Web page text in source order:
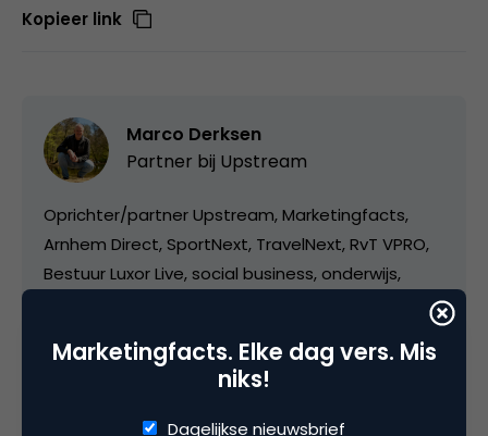
Kopieer link
Marco Derksen
Partner bij Upstream
Oprichter/partner Upstream, Marketingfacts,
Arnhem Direct, SportNext, TravelNext, RvT VPRO,
Bestuur Luxor Live, social business, onderwijs,
Marketingfacts. Elke dag vers. Mis
niks!
Dagelijkse nieuwsbrief